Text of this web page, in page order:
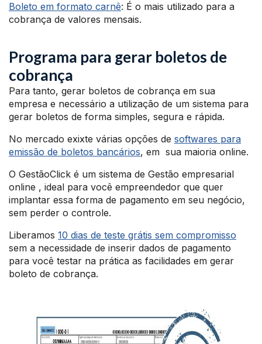
Boleto em formato carnê: É o mais utilizado para a
cobrança de valores mensais.
Programa para gerar boletos de
cobrança
Para tanto, gerar boletos de cobrança em sua
empresa e necessário a utilização de um sistema para
gerar boletos de forma simples, segura e rápida.
No mercado exixte várias opções de softwares para
emissão de boletos bancários, em sua maioria online.
O GestãoClick é um sistema de Gestão empresarial
online , ideal para você empreendedor que quer
implantar essa forma de pagamento em seu negócio,
sem perder o controle.
Liberamos 10 dias de teste grátis sem compromisso
sem a necessidade de inserir dados de pagamento
para você testar na prática as facilidades em gerar
boleto de cobrança.